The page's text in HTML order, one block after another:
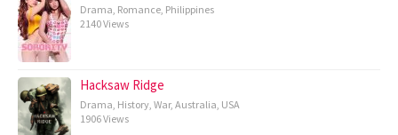
Drama, Romance, Philippines
2140 Views
Hacksaw Ridge
Drama, History, War, Australia, USA
1906 Views